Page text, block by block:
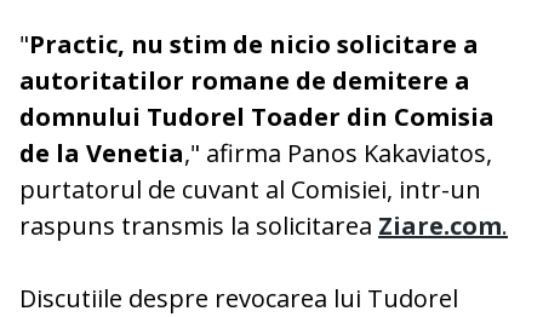
"Practic, nu stim de nicio solicitare a
autoritatilor romane de demitere a
domnului Tudorel Toader din Comisia
de la Venetia," afirma Panos Kakaviatos,
purtatorul de cuvant al Comisiei, intr-un
raspuns transmis la solicitarea Ziare.com.
Discutiile despre revocarea lui Tudorel